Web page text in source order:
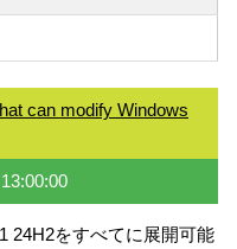
can modify Windows
24H2をすべてに展開可能